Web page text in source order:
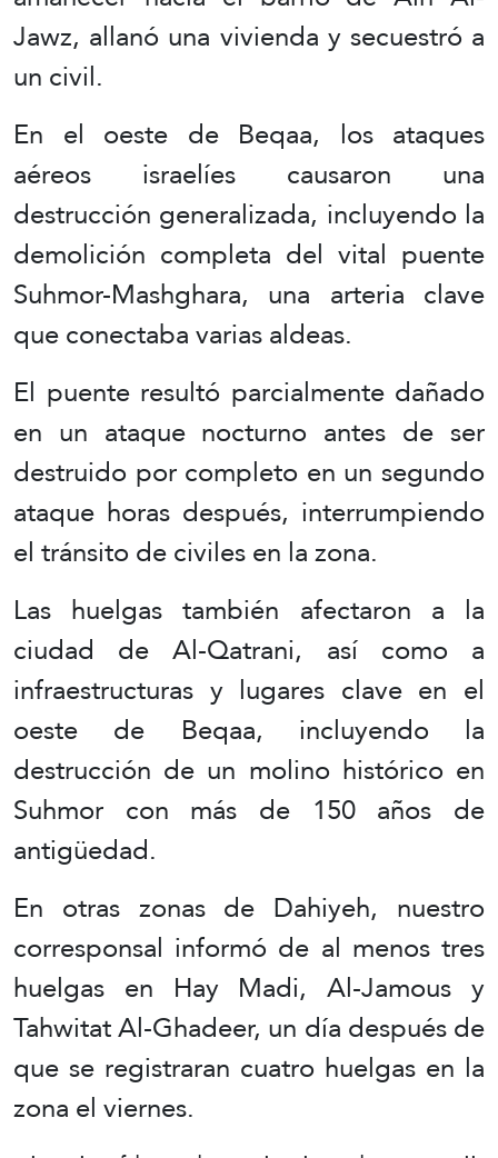
Jawz, allanó una vivienda y secuestró a
un civil.
En el oeste de Beqaa, los ataques
aéreos israelíes causaron una
destrucción generalizada, incluyendo la
demolición completa del vital puente
Suhmor-Mashghara, una arteria clave
que conectaba varias aldeas.
El puente resultó parcialmente dañado
en un ataque nocturno antes de ser
destruido por completo en un segundo
ataque horas después, interrumpiendo
el tránsito de civiles en la zona.
Las huelgas también afectaron a la
ciudad de Al-Qatrani, así como a
infraestructuras y lugares clave en el
oeste de Beqaa, incluyendo la
destrucción de un molino histórico en
Suhmor con más de 150 años de
antigüedad.
En otras zonas de Dahiyeh, nuestro
corresponsal informó de al menos tres
huelgas en Hay Madi, Al-Jamous y
Tahwitat Al-Ghadeer, un día después de
que se registraran cuatro huelgas en la
zona el viernes.